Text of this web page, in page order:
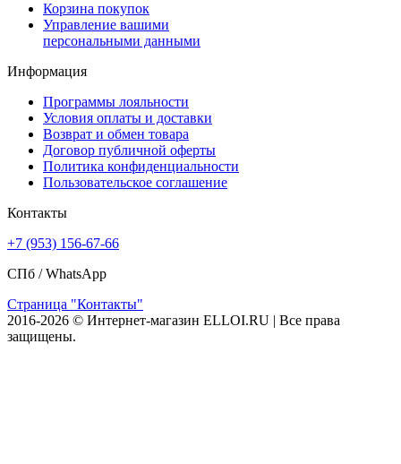
Корзина покупок
Управление вашими
персональными данными
Информация
Программы лояльности
Условия оплаты и доставки
Возврат и обмен товара
Договор публичной оферты
Политика конфиденциальности
Пользовательское соглашение
Контакты
+7 (953) 156-67-66
СПб /WhatsApp
Страница "Контакты"
2016-2026 © Интернет-магазин ELLOI.RU | Все права
защищены.